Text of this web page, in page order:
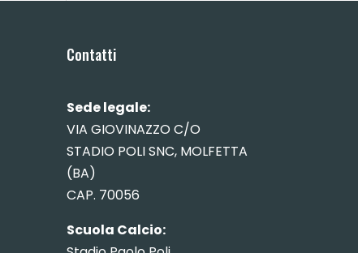
Contatti
Sede legale:
VIA GIOVINAZZO C/O
STADIO POLI SNC, MOLFETTA
(BA)
CAP. 70056
Scuola Calcio: